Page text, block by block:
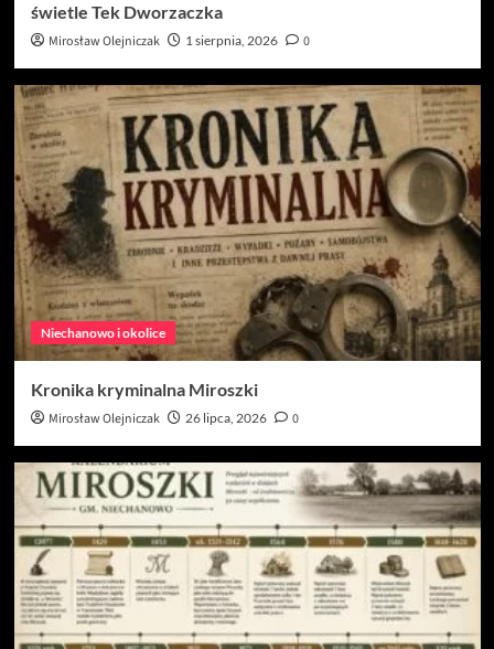
świetle Tek Dworzaczka
Mirosław Olejniczak 1 sierpnia, 2026 0
Niechanowo i okolice
Kronika kryminalna Miroszki
Mirosław Olejniczak 26 lipca, 2026 0